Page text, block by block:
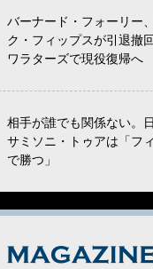
バーナード・フォーリー
ク・フィップスが引退撤
ワラターズで現役復帰へ
相手が誰でも関係ない。
サミソニ・トゥアは「フ
で勝つ」